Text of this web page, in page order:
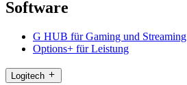
Software
G HUB für Gaming und Streaming
Options+ für Leistung
Logitech